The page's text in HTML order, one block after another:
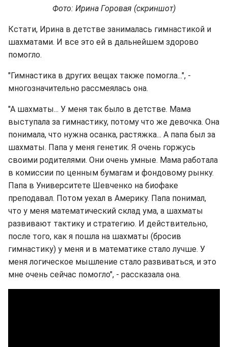
Фото: Ирина Горовая (скриншот)
Кстати, Ирина в детстве занималась гимнастикой и
шахматами. И все это ей в дальнейшем здорово
помогло.
"Гимнастика в других вещах также помогла...", -
многозначительно рассмеялась она.
"А шахматы... У меня так было в детстве. Мама
выступала за гимнастику, потому что же девочка. Она
понимала, что нужна осанка, растяжка... А папа был за
шахматы. Папа у меня генетик. Я очень горжусь
своими родителями. Они очень умные. Мама работала
в комиссии по ценным бумагам и фондовому рынку.
Папа в Университете Шевченко на биофаке
преподавал. Потом уехал в Америку. Папа понимал,
что у меня математический склад ума, а шахматы
развивают тактику и стратегию. И действительно,
после того, как я пошла на шахматы (бросив
гимнастику) у меня и в математике стало лучше. У
меня логическое мышление стало развиваться, и это
мне очень сейчас помогло", - рассказала она.